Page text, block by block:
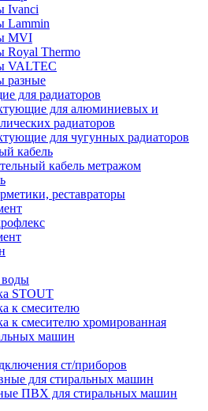
Ivanci
Lammin
MVI
Royal Thermo
VALTEC
разные
для радиаторов
для алюминиевых и
радиаторов
для чугунных радиаторов
кабель
кабель метражом
реставраторы
воды
STOUT
к смесителю
к смесителю хромированная
машин
ст/приборов
для стиральных машин
ПВХ для стиральных машин